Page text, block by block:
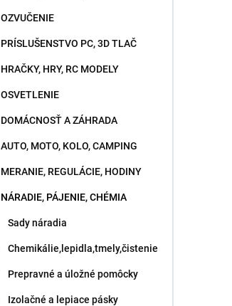
OZVUČENIE
PRÍSLUŠENSTVO PC, 3D TLAČ
HRAČKY, HRY, RC MODELY
OSVETLENIE
DOMÁCNOSŤ A ZÁHRADA
AUTO, MOTO, KOLO, CAMPING
MERANIE, REGULÁCIE, HODINY
NÁRADIE, PÁJENIE, CHÉMIA
Sady náradia
Chemikálie,lepidla,tmely,čistenie
Prepravné a úložné pomôcky
Izolačné a lepiace pásky